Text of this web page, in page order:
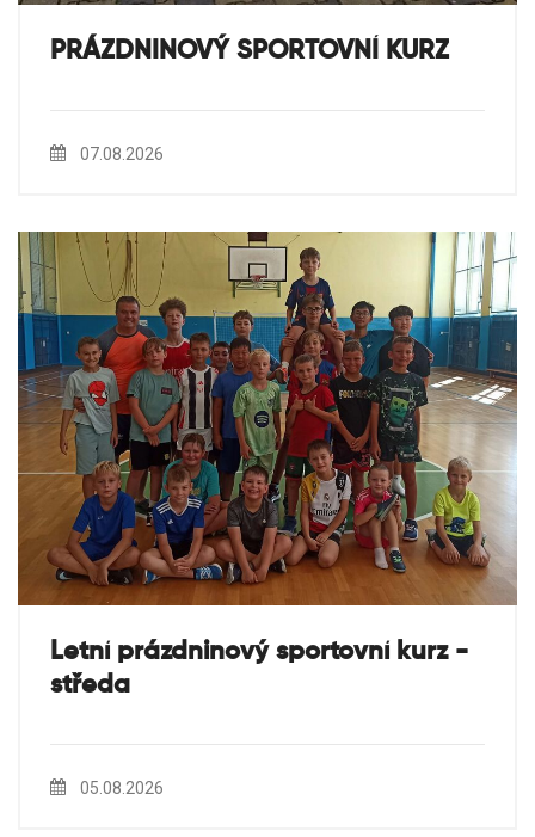
PRÁZDNINOVÝ SPORTOVNÍ KURZ
07.08.2026
Letní prázdninový sportovní kurz -
středa
05.08.2026